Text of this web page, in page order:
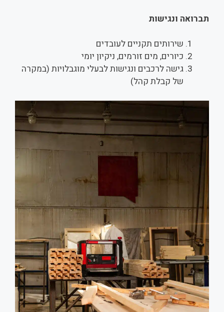
תברואה ונגישות
שירותים תקניים לעובדים
כיורים, מים זורמים, ניקיון יומי
גישה לרכבים ונגישות לבעלי מוגבלויות (במקרה
של קבלת קהל)